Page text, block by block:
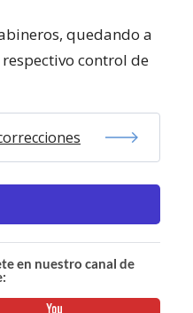
quedando a
control de
en nuestro canal de